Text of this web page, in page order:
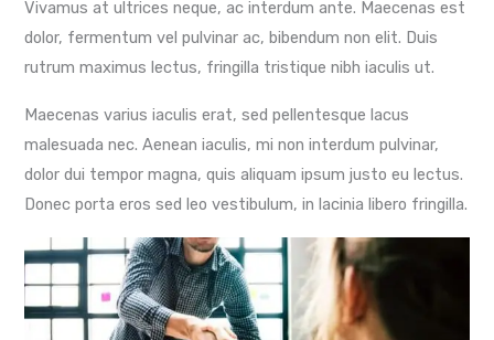
Vivamus at ultrices neque, ac interdum ante. Maecenas est
dolor, fermentum vel pulvinar ac, bibendum non elit. Duis
rutrum maximus lectus, fringilla tristique nibh iaculis ut.
Maecenas varius iaculis erat, sed pellentesque lacus
malesuada nec. Aenean iaculis, mi non interdum pulvinar,
dolor dui tempor magna, quis aliquam ipsum justo eu lectus.
Donec porta eros sed leo vestibulum, in lacinia libero fringilla.